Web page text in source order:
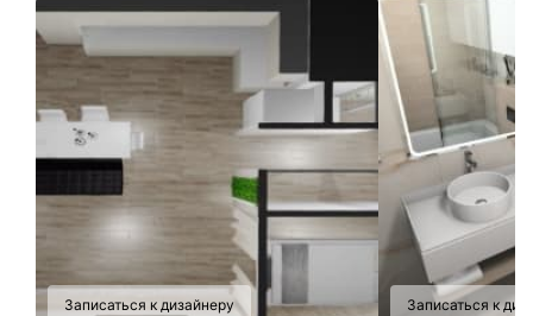
Записаться к дизайнеру Записаться к